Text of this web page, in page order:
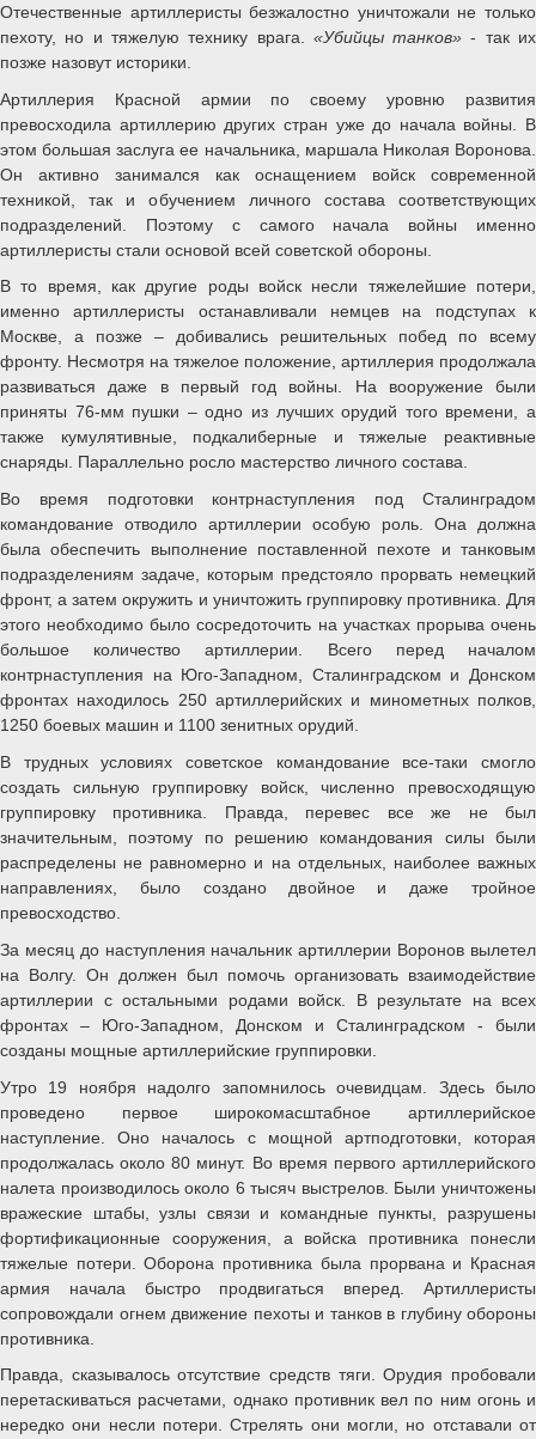
Отечественные артиллеристы безжалостно уничтожали не только
пехоту, но и тяжелую технику врага. «Убийцы танков» - так их
позже назовут историки.
Артиллерия Красной армии по своему уровню развития
превосходила артиллерию других стран уже до начала войны. В
этом большая заслуга ее начальника, маршала Николая Воронова.
Он активно занимался как оснащением войск современной
техникой, так и обучением личного состава соответствующих
подразделений. Поэтому с самого начала войны именно
артиллеристы стали основой всей советской обороны.
В то время, как другие роды войск несли тяжелейшие потери,
именно артиллеристы останавливали немцев на подступах к
Москве, а позже – добивались решительных побед по всему
фронту. Несмотря на тяжелое положение, артиллерия продолжала
развиваться даже в первый год войны. На вооружение были
приняты 76-мм пушки – одно из лучших орудий того времени, а
также кумулятивные, подкалиберные и тяжелые реактивные
снаряды. Параллельно росло мастерство личного состава.
Во время подготовки контрнаступления под Сталинградом
командование отводило артиллерии особую роль. Она должна
была обеспечить выполнение поставленной пехоте и танковым
подразделениям задаче, которым предстояло прорвать немецкий
фронт, а затем окружить и уничтожить группировку противника. Для
этого необходимо было сосредоточить на участках прорыва очень
большое количество артиллерии. Всего перед началом
контрнаступления на Юго-Западном, Сталинградском и Донском
фронтах находилось 250 артиллерийских и минометных полков,
1250 боевых машин и 1100 зенитных орудий.
В трудных условиях советское командование все-таки смогло
создать сильную группировку войск, численно превосходящую
группировку противника. Правда, перевес все же не был
значительным, поэтому по решению командования силы были
распределены не равномерно и на отдельных, наиболее важных
направлениях, было создано двойное и даже тройное
превосходство.
За месяц до наступления начальник артиллерии Воронов вылетел
на Волгу. Он должен был помочь организовать взаимодействие
артиллерии с остальными родами войск. В результате на всех
фронтах – Юго-Западном, Донском и Сталинградском - были
созданы мощные артиллерийские группировки.
Утро 19 ноября надолго запомнилось очевидцам. Здесь было
проведено первое широкомасштабное артиллерийское
наступление. Оно началось с мощной артподготовки, которая
продолжалась около 80 минут. Во время первого артиллерийского
налета производилось около 6 тысяч выстрелов. Были уничтожены
вражеские штабы, узлы связи и командные пункты, разрушены
фортификационные сооружения, а войска противника понесли
тяжелые потери. Оборона противника была прорвана и Красная
армия начала быстро продвигаться вперед. Артиллеристы
сопровождали огнем движение пехоты и танков в глубину обороны
противника.
Правда, сказывалось отсутствие средств тяги. Орудия пробовали
перетаскиваться расчетами, однако противник вел по ним огонь и
нередко они несли потери. Стрелять они могли, но отставали от